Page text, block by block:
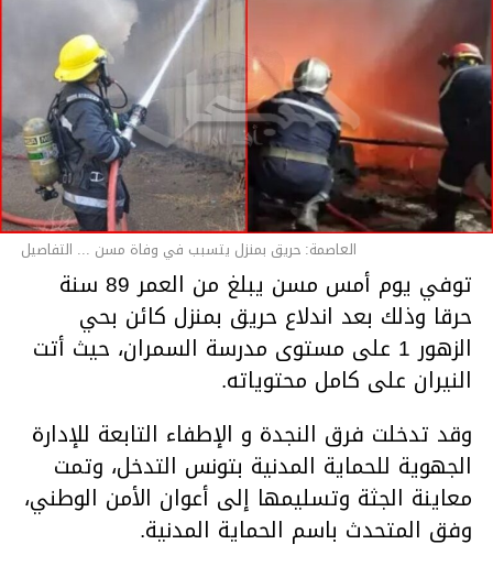
العاصمة: حريق بمنزل يتسبب في وفاة مسن ... التفاصيل
توفي يوم أمس مسن يبلغ من العمر 89 سنة
حرقا وذلك بعد اندلاع حريق بمنزل كائن بحي
الزهور 1 على مستوى مدرسة السمران، حيث أتت
النيران على كامل محتوياته.
وقد تدخلت فرق النجدة و الإطفاء التابعة للإدارة
الجهوية للحماية المدنية بتونس التدخل، وتمت
معاينة الجثة وتسليمها إلى أعوان الأمن الوطني،
وفق المتحدث باسم الحماية المدنية.